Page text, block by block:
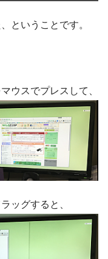
ということです。
ウスでプレスして、
ッグすると、